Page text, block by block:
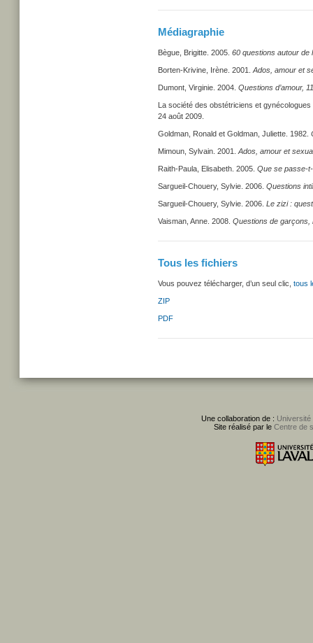
Médiagraphie
Bègue, Brigitte. 2005. 60 questions autour de
Borten-Krivine, Irène. 2001. Ados, amour et
Dumont, Virginie. 2004. Questions d’amour,
La société des obstétriciens et
24 août 2009.
Goldman, Ronald et Goldman, Juliette. 1982.
Mimoun, Sylvain. 2001. Ados, amour et
Raith-Paula, Elisabeth. 2005. Que se passe-
Sargueil-Chouery, Sylvie. 2006. Questions
Sargueil-Chouery, Sylvie. 2006. Le zizi :
Vaisman, Anne. 2008. Questions de garçons,
Tous les fichiers
Vous pouvez télécharger, d’un seul clic, tous
ZIP
PDF
Une collaboration de : Université
Site réalisé par le Centre de